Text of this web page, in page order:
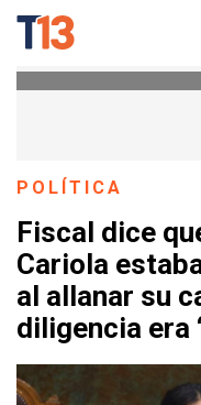
POLÍTICA
Fiscal dice
Cariola
al allanar su
diligencia era